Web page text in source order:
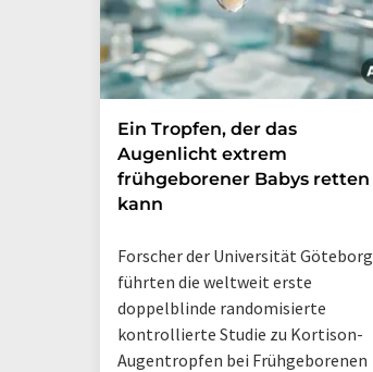
Ein Tropfen, der das
Augenlicht extrem
frühgeborener Babys retten
kann
Forscher der Universität Göteborg
führten die weltweit erste
doppelblinde randomisierte
kontrollierte Studie zu Kortison-
Augentropfen bei Frühgeborenen